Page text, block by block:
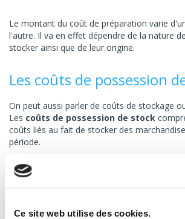
Ce site web utilise des cookies.
Le montant du coût de préparation varie
l'autre. Il va en effet dépendre de la nature
stocker ainsi que de leur origine.
Les coûts de possession
On peut aussi parler de coûts de stockage
Les coûts de possession de stock
coûts liés au fait de stocker des
période.
les coûts liés à l'espace de stockage